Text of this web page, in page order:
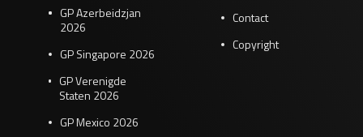
GP Azerbeidzjan
2026
GP Singapore 2026
GP Verenigde
Staten 2026
GP Mexico 2026
Contact
Copyright